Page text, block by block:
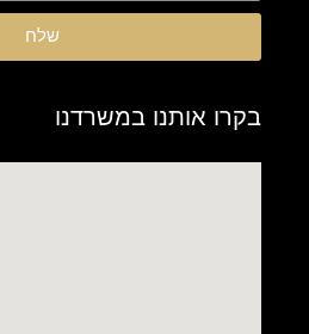
שלח
בקרו אותנו במשרדנו